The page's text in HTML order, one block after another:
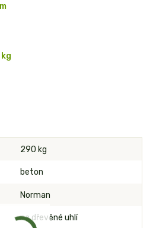
290 kg
beton
Norman
na dřevěné uhlí